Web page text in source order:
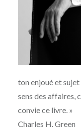
ton enjoué et
sens des affaires,
convie ce livre. »
Charles H. Green